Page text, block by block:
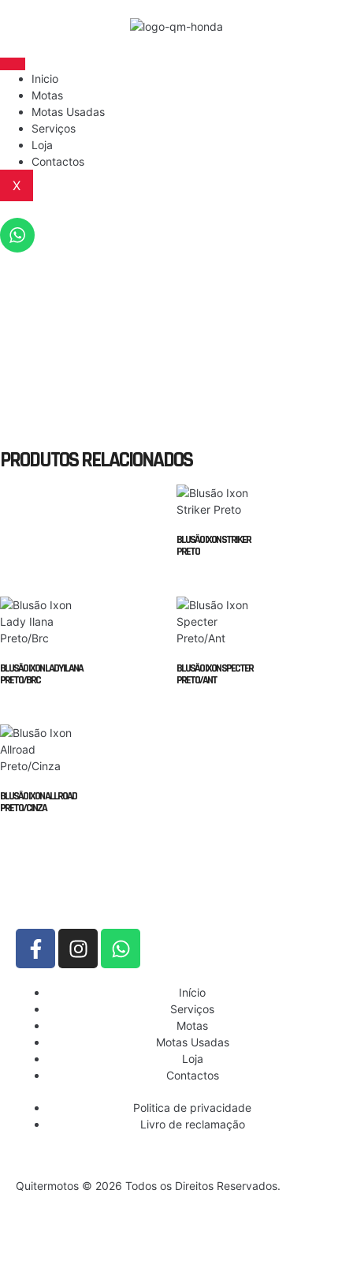
Inicio
Motas
Motas Usadas
Serviços
Loja
Contactos
X
PRODUTOS RELACIONADOS
BLUSÃO IXON STRIKER
PRETO
BLUSÃO IXON LADY ILANA
PRETO/BRC
BLUSÃO IXON SPECTER
PRETO/ANT
BLUSÃO IXON ALLROAD
PRETO/CINZA
Início
Serviços
Motas
Motas Usadas
Loja
Contactos
Politica de privacidade
Livro de reclamação
Quitermotos © 2026 Todos os Direitos Reservados.